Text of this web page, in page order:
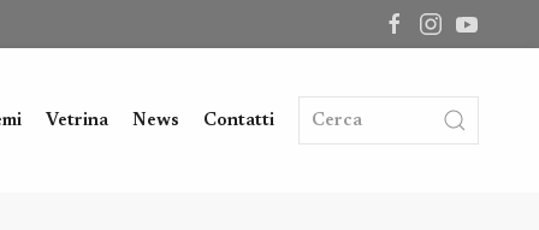
Vetrina News Contatti